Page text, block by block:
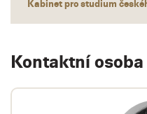
Kabinet pro studium
Kontaktní osoba